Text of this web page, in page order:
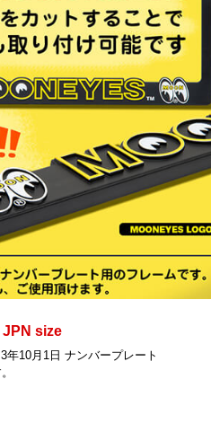
JPN size
10月1日 ナンバープレート